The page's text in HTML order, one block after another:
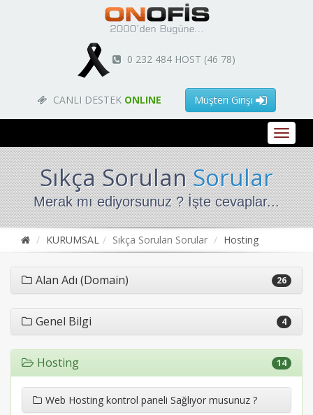
0 232 484 HOST (46 78)
CANLI DESTEK ONLINE Müşteri Girişi
Sıkça SorulanSorular
Merak mı ediyorsunuz ? İşte cevaplar...
KURUMSAL Sıkça Sorulan Sorular Hosting
Alan Adı (Domain) 26
Genel Bilgi 4
Hosting 14
Web Hosting kontrol paneli Sağlıyor musunuz ?